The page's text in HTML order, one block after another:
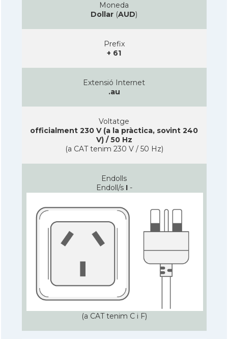
Moneda
Dollar (AUD)
Prefix
+ 61
Extensió Internet
.au
Voltatge
officialment 230 V (a la pràctica, sovint 240
V) / 50 Hz
(a CAT tenim 230 V / 50 Hz)
Endolls
Endoll/s I-
(a CAT tenim C i F)